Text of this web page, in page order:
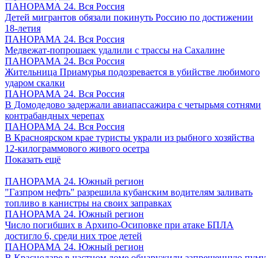
ПАНОРАМА 24. Вся Россия
Детей мигрантов обязали покинуть Россию по достижении
18-летия
ПАНОРАМА 24. Вся Россия
Медвежат-попрошаек удалили с трассы на Сахалине
ПАНОРАМА 24. Вся Россия
Жительница Приамурья подозревается в убийстве любимого
ударом скалки
ПАНОРАМА 24. Вся Россия
В Домодедово задержали авиапассажира с четырьмя сотнями
контрабандных черепах
ПАНОРАМА 24. Вся Россия
В Красноярском крае туристы украли из рыбного хозяйства
12-килограммового живого осетра
Показать ещё
ПАНОРАМА 24. Южный регион
"Газпром нефть" разрешила кубанским водителям заливать
топливо в канистры на своих заправках
ПАНОРАМА 24. Южный регион
Число погибших в Архипо-Осиповке при атаке БПЛА
достигло 6, среди них трое детей
ПАНОРАМА 24. Южный регион